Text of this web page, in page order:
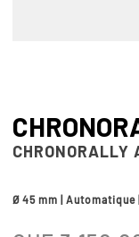
CHRONORALLY
Ø 45 mm | Automatique |